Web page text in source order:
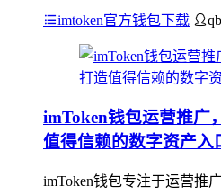
imtoken官方钱包下载
imToken钱包运营推广
值得信赖的数字资产入
imToken钱包专注于运营推